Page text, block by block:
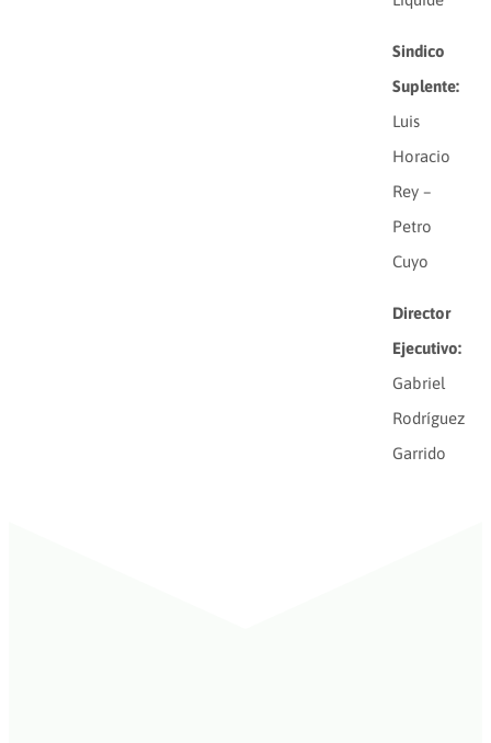
Sindico
Suplente:
Luis
Horacio
Rey –
Petro
Cuyo
Director
Ejecutivo:
Gabriel
Rodríguez
Garrido